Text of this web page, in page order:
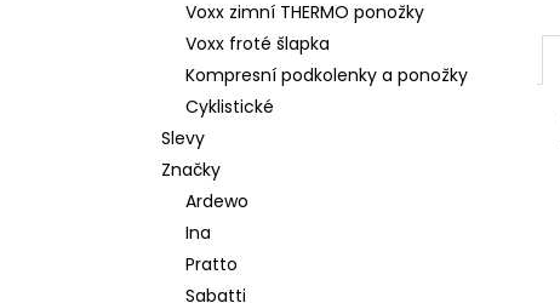
Voxx zimní THERMO ponožky
Voxx froté šlapka
Kompresní podkolenky a ponožky
Cyklistické
Slevy
Značky
Ardewo
Ina
Pratto
Sabatti